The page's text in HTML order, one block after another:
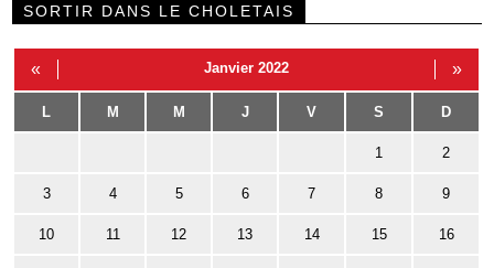
SORTIR DANS LE CHOLETAIS
« Janvier 2022 »
L M M J V S D
1 2
3 4 5 6 7 8 9
10 11 12 13 14 15 16